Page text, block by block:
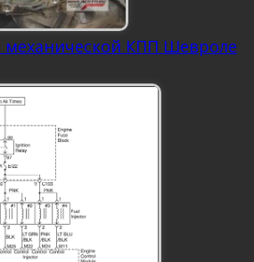
механической КПП Шевроле